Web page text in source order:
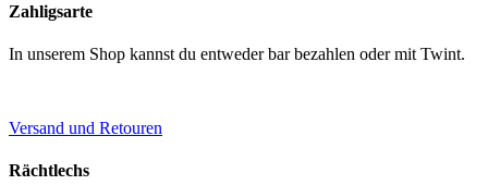
Zahligsarte
In unserem Shop kannst du entweder bar bezahlen oder mit Twint.
Versand und Retouren
Rächtlechs